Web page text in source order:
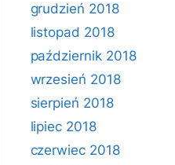
grudzień 2018
listopad 2018
październik 2018
wrzesień 2018
sierpień 2018
lipiec 2018
czerwiec 2018